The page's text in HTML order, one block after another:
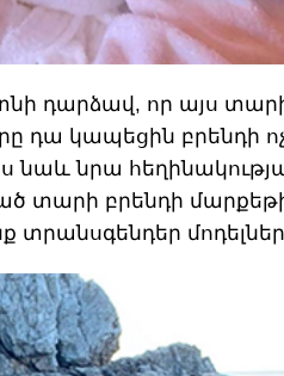
դարձավ, որ այս տարի
դա կապեցին բրենդի
նրա
տարի բրենդի